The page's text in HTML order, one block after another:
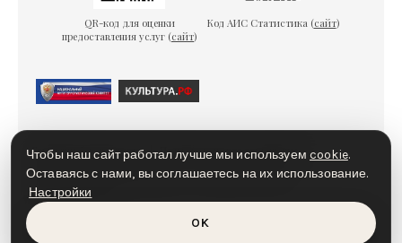
QR-код для оценки
предоставления услуг (сайт)
Код АИС Статистика (сайт)
Гарантии безопасности
Пользовательское соглашение
Политика конфиденциальности
Политика cookies
Доступная среда
Чтобы наш сайт работал лучше мы используемcookie.
Оставаясь с нами, вы соглашаетесь на их использование.
Настройки
OK